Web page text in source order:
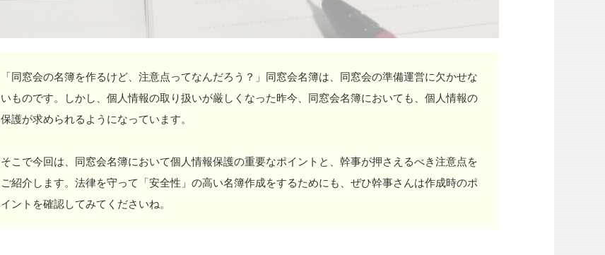
「同窓会の名簿を作るけど、注意点ってなんだろう？」同窓会名簿は、同窓会の準備運営に欠かせな
いものです。しかし、個人情報の取り扱いが厳しくなった昨今、同窓会名簿においても、個人情報の
保護が求められるようになっています。
そこで今回は、同窓会名簿において個人情報保護の重要なポイントと、幹事が押さえるべき注意点を
ご紹介します。法律を守って「安全性」の高い名簿作成をするためにも、ぜひ幹事さんは作成時のポ
イントを確認してみてくださいね。